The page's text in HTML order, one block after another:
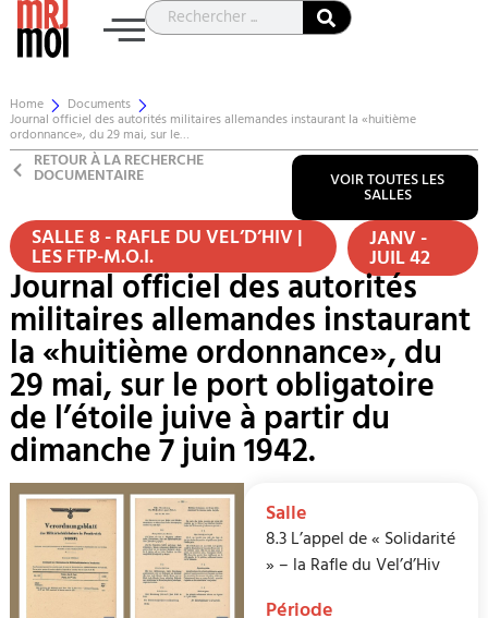
Home Documents
Journal officiel des autorités militaires allemandes instaurant la «huitième
ordonnance», du 29 mai, sur le…
RETOUR À LA RECHERCHE
DOCUMENTAIRE VOIR TOUTES LES
SALLES
SALLE 8 - RAFLE DU VEL’D’HIV |
LES FTP-M.O.I. JANV -
JUIL 42
Journal officiel des autorités
militaires allemandes instaurant
la «huitième ordonnance», du
29 mai, sur le port obligatoire
de l’étoile juive à partir du
dimanche 7 juin 1942.
Salle
8.3 L’appel de « Solidarité
» – la Rafle du Vel’d’Hiv